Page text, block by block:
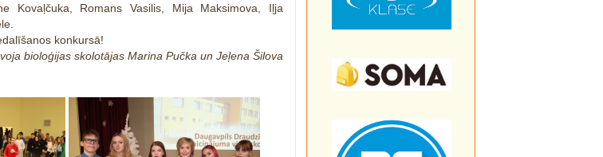
Kovaļčuka, Romans Vasilis, Mija Maksimova, Iļja
konkursā!
bioloģijas skolotājas Marina Pučka un Jeļena Šilova